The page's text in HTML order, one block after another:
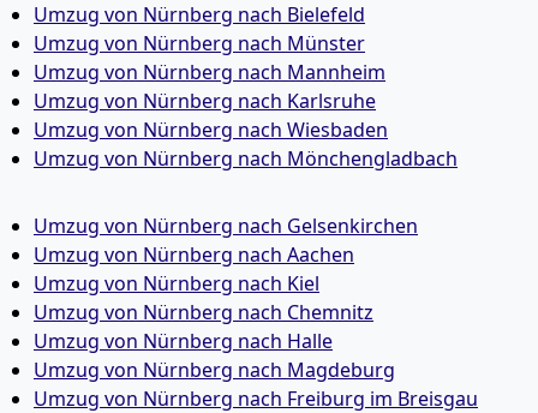
Umzug von Nürnberg nach Bielefeld
Umzug von Nürnberg nach Münster
Umzug von Nürnberg nach Mannheim
Umzug von Nürnberg nach Karlsruhe
Umzug von Nürnberg nach Wiesbaden
Umzug von Nürnberg nach Mönchen­gladbach
Umzug von Nürnberg nach Gelsenkirchen
Umzug von Nürnberg nach Aachen
Umzug von Nürnberg nach Kiel
Umzug von Nürnberg nach Chemnitz
Umzug von Nürnberg nach Halle
Umzug von Nürnberg nach Magdeburg
Umzug von Nürnberg nach Freiburg im Breisgau